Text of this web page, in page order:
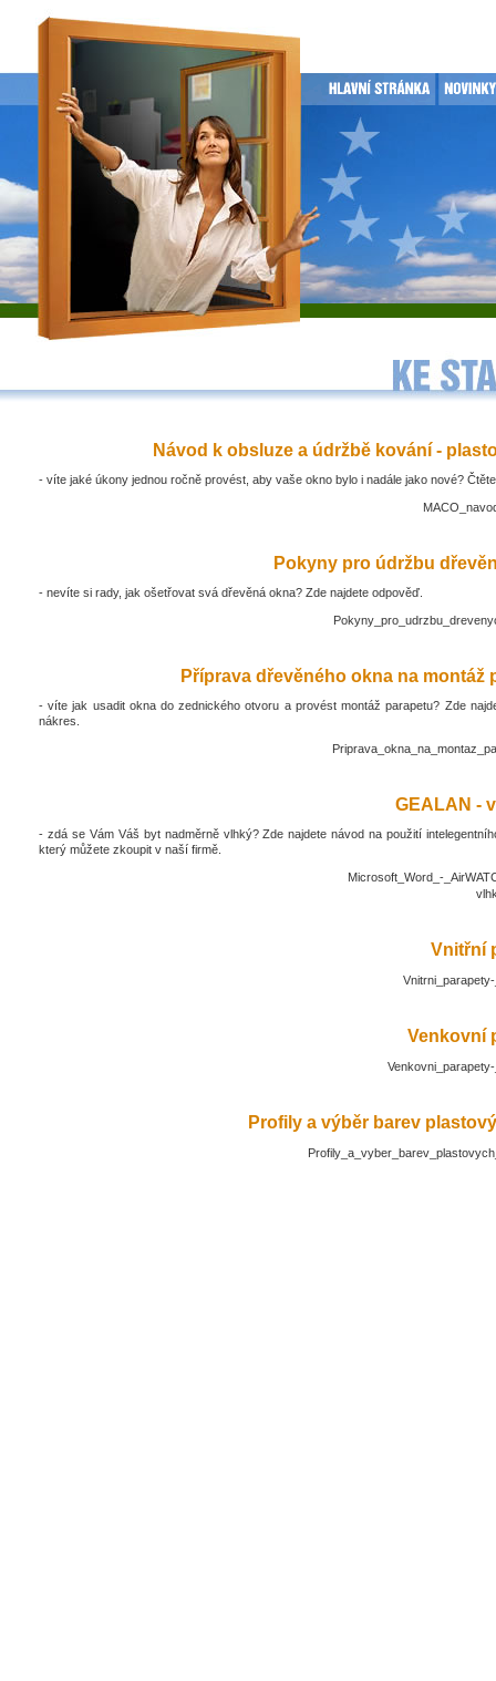
Návod k obsluze a údržbě kování -
- víte jaké úkony jednou ročně provést, aby vaše okno bylo i nadále jako nové?
Pokyny pro údržbu
- nevíte si rady, jak ošetřovat svá dřevěná okna? Zde najdete odpověď.
Příprava dřevěného okna na montáž
- víte jak usadit okna do zednického otvoru a provést montáž parapetu? Zde
nákres.
GEALAN -
- zdá se Vám Váš byt nadměrně vlhký? Zde najdete návod na použití
který můžete zkoupit v naší firmě.
Microsoft_Word_-
Vnitřní
Venkovní
Profily a výběr barev